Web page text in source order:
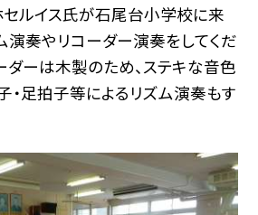
セルイス氏が石尾台小学校に来
演奏やリコーダー演奏をしてくだ
ーは木製のため、ステキな音色
・足拍子等によるリズム演奏もす